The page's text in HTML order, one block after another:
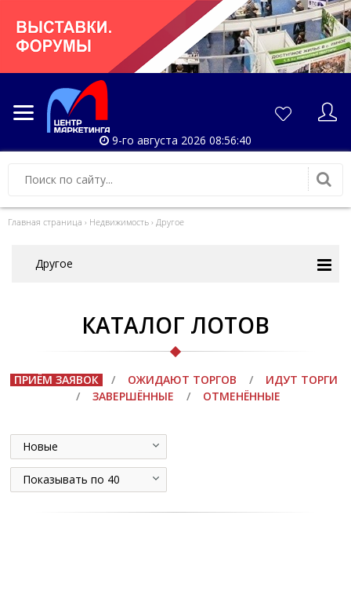
9-го августа 2026 08:56:41
Главная страница › Недвижимость › Другое
Другое
КАТАЛОГ ЛОТОВ
ПРИЁМ ЗАЯВОК / ОЖИДАЮТ ТОРГОВ /
ИДУТ ТОРГИ
/
ЗАВЕРШЁННЫЕ / ОТМЕНЁННЫЕ
Новые
Показывать по 40